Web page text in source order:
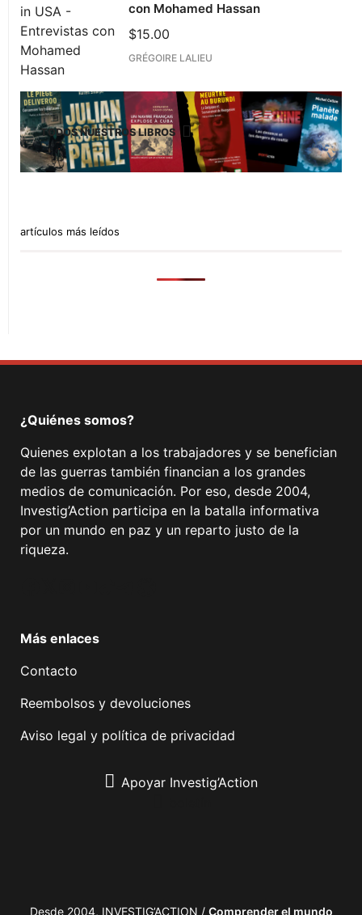
con Mohamed Hassan
$15.00
GRÉGOIRE LALIEU
TODOS NUESTROS LIBROS
artículos más leídos
¿Quiénes somos?
Quienes explotan a los trabajadores y se benefician
de las guerras también financian a los grandes
medios de comunicación. Por eso, desde 2004,
Investig’Action participa en la batalla informativa
por un mundo en paz y un reparto justo de la
riqueza.
Más enlaces
Contacto
Reembolsos y devoluciones
Aviso legal y política de privacidad
Apoyar Investig’Action
Desde 2004, INVESTIG’ACTION / Comprender el mundo